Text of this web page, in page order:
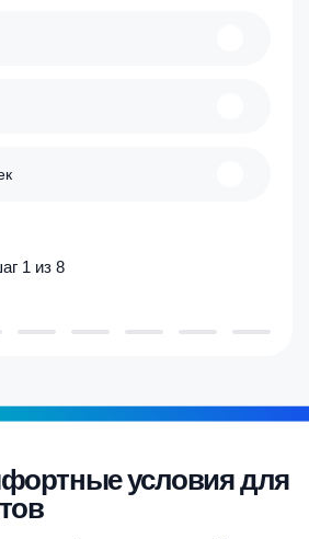
1 из 8
условия для